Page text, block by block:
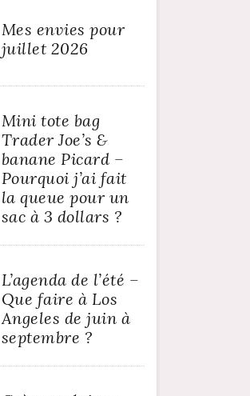
Mes envies pour
juillet 2026
Mini tote bag
Trader Joe’s &
banane Picard –
Pourquoi j’ai fait
la queue pour un
sac à 3 dollars ?
L’agenda de l’été –
Que faire à Los
Angeles de juin à
septembre ?